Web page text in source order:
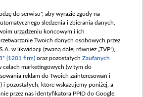
60 mln)
635 783 051,21 PLN
umowy: WRZESIEŃ 2025
100 mln, październik 350
265 mln)
48 862 000,00 PLN
umowy: GRUDZIEŃ 2025
do serwisu", aby wyrazić zgody na
śledzenia i zbierania danych,
urządzeniu końcowym i ich
Twoich danych osobowych przez
w likwidacji (zwaną dalej również „TVP”),
(1201 firm) oraz pozostałych Zaufanych
celach marketingowych (w tym do
reklam do Twoich zainteresowań i
i pozostałych, które wskazujemy poniżej, a
przez nas identyfikatora PPID do Google.